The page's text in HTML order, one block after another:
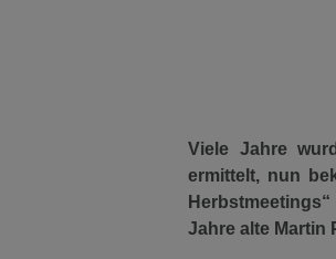
Viele Jahre
ermittelt, nun
Jahre alte Martin